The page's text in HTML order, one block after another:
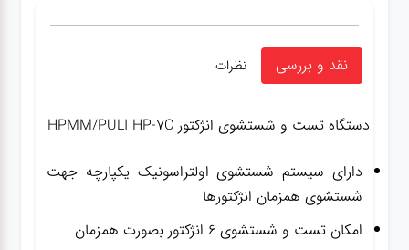
نقد و بررسی نظرات
دستگاه تست و شستشوی انژکتور HPMM/PULI HP-7C
دارای سیستم شستشوی اولتراسونیک یکپارچه جهت
شستشوی همزمان انژکتورها
امکان تست و شستشوی ۶ انژکتور بصورت همزمان